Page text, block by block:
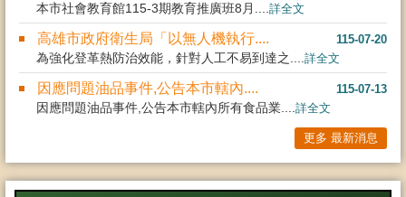
本市社會教育館115-3期教育推廣班8月....詳全文
115-07-20
高雄市政府衛生局「以無人機執行....
為強化登革熱防治效能，針對人工不易到達之....詳全文
115-07-13
因應問題油品事件,公告本市轄內....
因應問題油品事件,公告本市轄內所有食品業....詳全文
更多 最新消息